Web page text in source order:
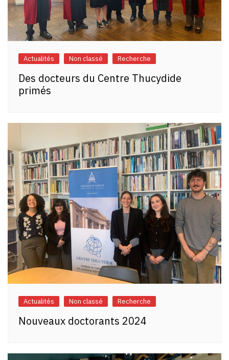
Actualités Non classé Recherche
Des docteurs du Centre Thucydide
primés
Actualités Non classé Recherche
Nouveaux doctorants 2024